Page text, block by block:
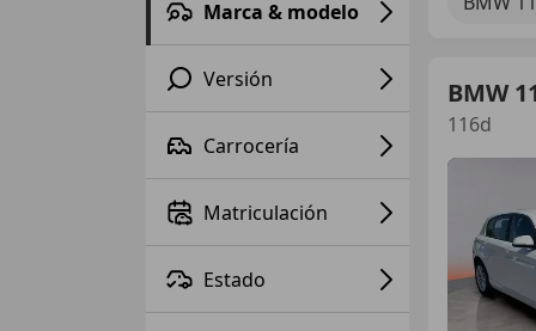
Marca & modelo
Versión
Carrocería
Matriculación
Estado
BMW
116d